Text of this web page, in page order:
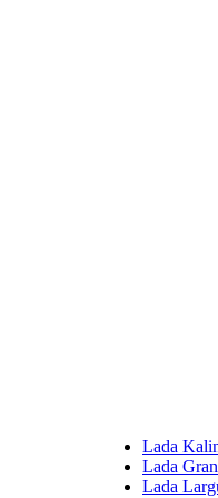
Lada
Lada
Lada